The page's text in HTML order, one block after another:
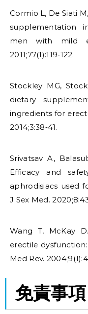
Cormio L, De Siati
supplementation
men with mild
2011;77(1):119‑122.
Stockley MG,
dietary
ingredients for
2014;3:38‑41.
Srivatsav A,
Efficacy and
aphrodisiacs used
J Sex Med.
Wang T, McKay
erectile
Med Rev.
免責事項